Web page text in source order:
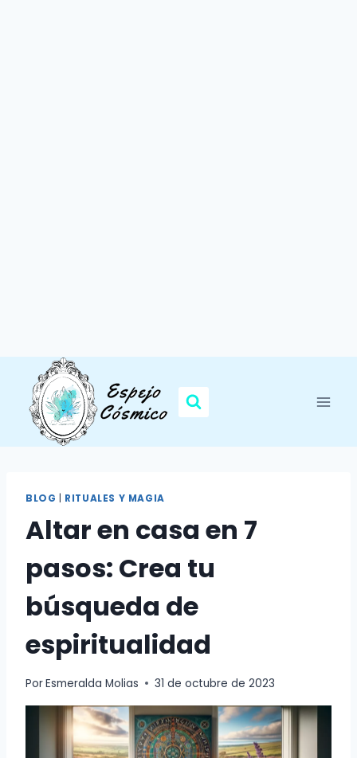
contenido
BLOG RITUALES Y MAGIA
Altar en casa en 7
pasos: Crea tu
búsqueda de
espiritualidad
PorEsmeralda Molias 31 de octubre de 2023